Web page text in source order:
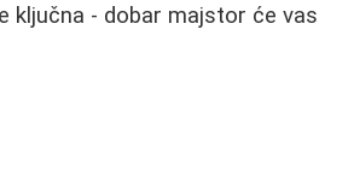
ključna - dobar majstor će vas